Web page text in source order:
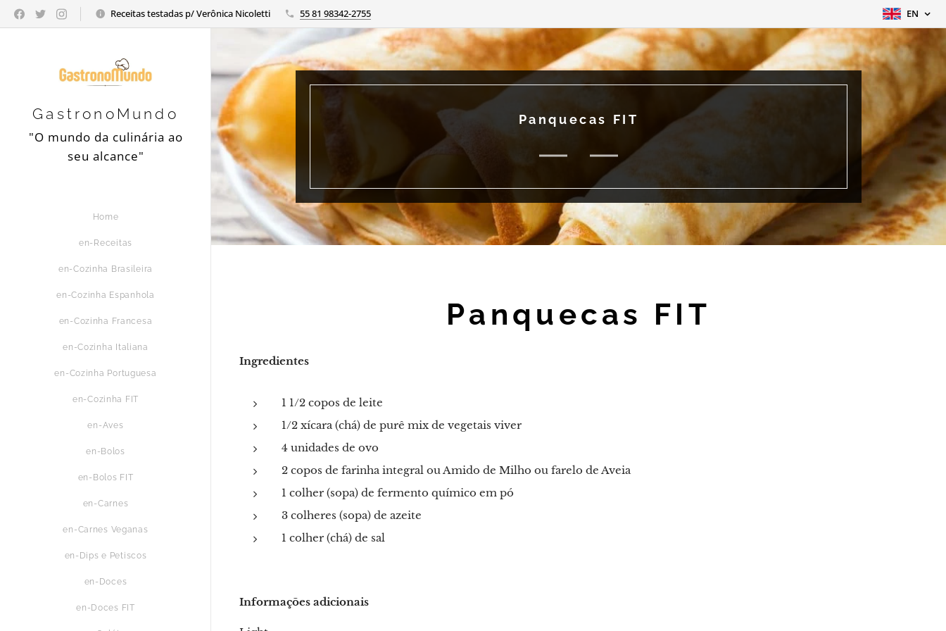
Receitas testadas p/ Verônica Nicoletti 55 81 98342-2755 EN
GastronoMundo
"O mundo da culinária ao
seu alcance"
Home
en-Receitas
en-Cozinha Brasileira
en-Cozinha Espanhola
en-Cozinha Francesa
en-Cozinha Italiana
en-Cozinha Portuguesa
en-Cozinha FIT
en-Aves
en-Bolos
en-Bolos FIT
en-Carnes
en-Carnes Veganas
en-Dips e Petiscos
en-Doces
en-Doces FIT
Panquecas FIT
Panquecas FIT
Ingredientes
1 1/2 copos de leite
1/2 xícara (chá) de purê mix de vegetais viver
4 unidades de ovo
2 copos de farinha integral ou Amido de Milho ou farelo de Aveia
1 colher (sopa) de fermento químico em pó
3 colheres (sopa) de azeite
1 colher (chá) de sal
Informações adicionais